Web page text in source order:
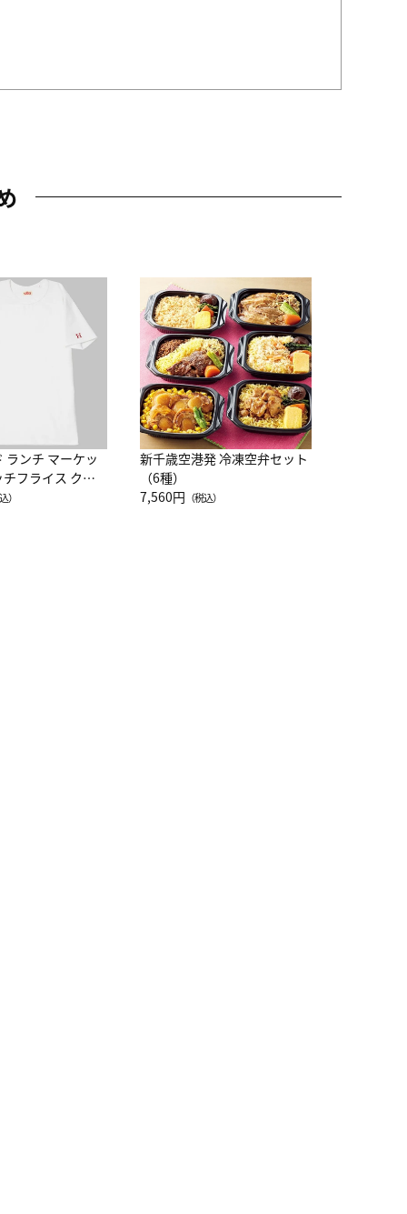
ランチ マーケッ
チフライス クル
半袖Ｔシャツ
）
新千歳空港発 冷凍空弁セット
（6種）
7,560円 （税込）